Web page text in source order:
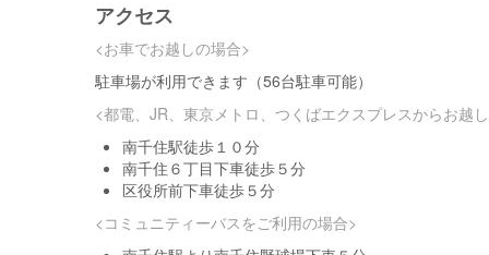
アクセス
<お車でお越しの場合>
駐車場が利用できます（56台駐車可能）
<都電、JR、東京メトロ、つくばエクスプレスからお越
南千住駅徒歩１０分
南千住６丁目下車徒歩５分
区役所前下車徒歩５分
<コミュニティーバスをご利用の場合>